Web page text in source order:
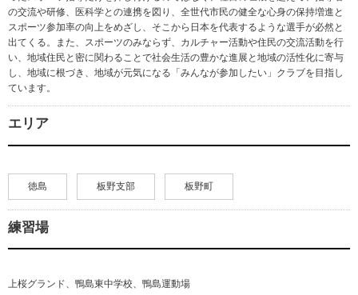
の交流や研修、医科学との連携を図り、全世代市民の健全な心身の保持増進と
スポーツ参加率の向上をめざし、そこから日本を代表するような選手が必然と
出てくる。また、スポーツのみならず、カルチャー活動や住民の交流活動を行
い、地域住民と密に関わることで社会生活の豊かな進展と地域の活性化に寄与
し、地域に根づき、地域が元気になる「みんなが参加したい」クラブを目指し
ています。
エリア
徳島 板野支部 板野町
練習場
上桜グランド、鴨島東中学校、鴨島運動場